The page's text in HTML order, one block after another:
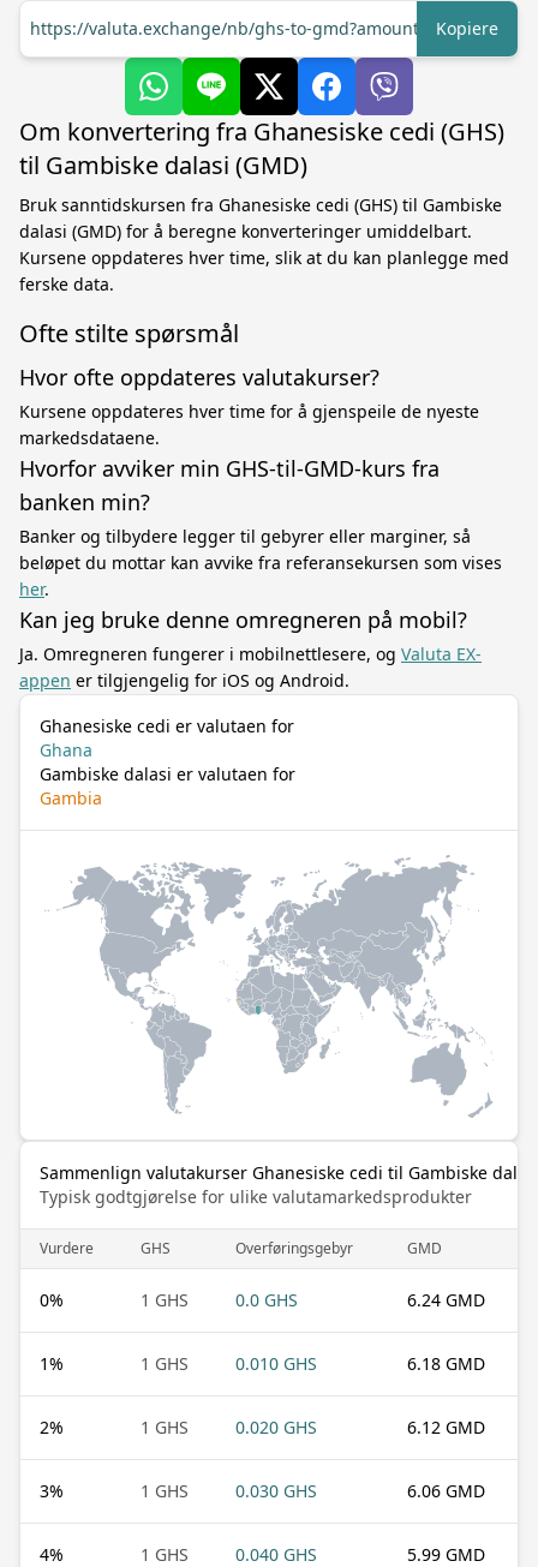
https://valuta.exchange/nb/ghs-to-gmd?amount=1Kopiere
Om konvertering fra Ghanesiske cedi (GHS)
til Gambiske dalasi (GMD)
Bruk sanntidskursen fra Ghanesiske cedi (GHS) til Gambiske
dalasi (GMD) for å beregne konverteringer umiddelbart.
Kursene oppdateres hver time, slik at du kan planlegge med
ferske data.
Ofte stilte spørsmål
Hvor ofte oppdateres valutakurser?
Kursene oppdateres hver time for å gjenspeile de nyeste
markedsdataene.
Hvorfor avviker min GHS-til-GMD-kurs fra
banken min?
Banker og tilbydere legger til gebyrer eller marginer, så
beløpet du mottar kan avvike fra referansekursen som vises
her.
Kan jeg bruke denne omregneren på mobil?
Ja. Omregneren fungerer i mobilnettlesere, og Valuta EX-
appen er tilgjengelig for iOS og Android.
Ghanesiske cedi er valutaen for
Ghana
Gambiske dalasi er valutaen for
Gambia
Sammenlign valutakurser Ghanesiske cedi til Gambiske
Typisk godtgjørelse for ulike valutamarkedsprodukter
Vurdere GHS Overføringsgebyr GMD
0% 1 GHS 0.0 GHS 6.24 GMD
1% 1 GHS 0.010 GHS 6.18 GMD
2% 1 GHS 0.020 GHS 6.12 GMD
3% 1 GHS 0.030 GHS 6.06 GMD
4% 1 GHS 0.040 GHS 5.99 GMD